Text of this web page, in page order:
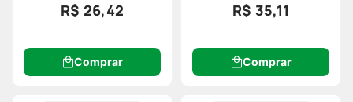
R$ 26,42
Comprar
R$ 35,11
Comprar